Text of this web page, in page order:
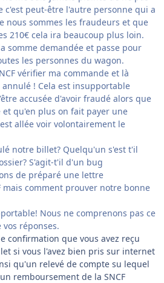
c'est peut-être l'autre personne qui a
nous sommes les fraudeurs et que
210€ cela ira beaucoup plus loin.
somme demandée et passe pour
les personnes du wagon.
vérifier ma commande et là
! Cela est insupportable
accusée d'avoir fraudé alors que
et qu'en plus on fait payer une
allée voir volontairement le
notre billet? Quelqu'un s'est t'il
S'agit-t'il d'un bug
de préparé une lettre
mais comment prouver notre bonne
Nous ne comprenons pas ce
réponses.
confirmation que vous avez reçu
si vous l'avez bien pris sur internet
qu'un relevé de compte su lequel
remboursement de la SNCF